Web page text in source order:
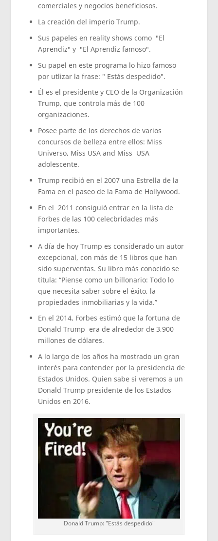
comerciales y negocios beneficiosos.
La creación del imperio Trump.
Sus papeles en reality shows como "El
Aprendiz" y "El Aprendiz famoso".
Su papel en este programa lo hizo famoso
por utlizar la frase: " Estás despedido".
Él es el presidente y CEO de la Organización
Trump, que controla más de 100
organizaciones.
Posee parte de los derechos de varios
concursos de belleza entre ellos: Miss
Universo, Miss USA and Miss USA
adolescente.
Trump recibió en el 2007 una Estrella de la
Fama en el paseo de la Fama de Hollywood.
En el 2011 consiguió entrar en la lista de
Forbes de las 100 celecbridades más
importantes.
A día de hoy Trump es considerado un autor
excepcional, con más de 15 libros que han
sido superventas. Su libro más conocido se
titula: “Piense como un billonario: Todo lo
que necesita saber sobre el éxito, la
propiedades inmobiliarias y la vida.”
En el 2014, Forbes estimó que la fortuna de
Donald Trump era de alrededor de 3,900
millones de dólares.
A lo largo de los años ha mostrado un gran
interés para contender por la presidencia de
Estados Unidos. Quien sabe si veremos a un
Donald Trump presidente de los Estados
Unidos en 2016.
Donald Trump: "Estás despedido"